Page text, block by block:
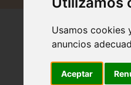
Usamos cookies
anuncios
Aceptar